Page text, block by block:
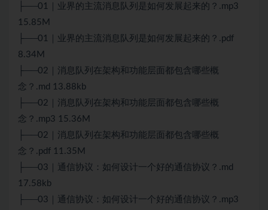
├──01｜业界的主流消息队列是如何发展起来的？.mp3
15.85M
├──01｜业界的主流消息队列是如何发展起来的？.pdf
8.34M
├──02｜消息队列在架构和功能层面都包含哪些概
念？.md 13.88kb
├──02｜消息队列在架构和功能层面都包含哪些概
念？.mp3 15.36M
├──02｜消息队列在架构和功能层面都包含哪些概
念？.pdf 11.35M
├──03｜通信协议：如何设计一个好的通信协议？.md
17.58kb
├──03｜通信协议：如何设计一个好的通信协议？.mp3